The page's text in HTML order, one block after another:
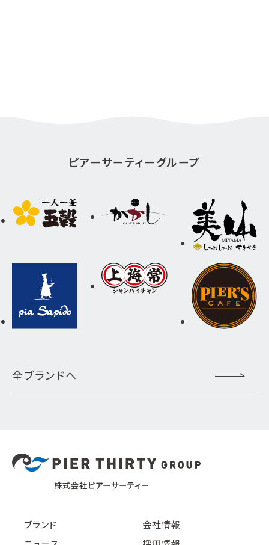
ピアーサーティーグループ
全ブランドへ
株式会社ピアーサーティー
ブランド
会社情報